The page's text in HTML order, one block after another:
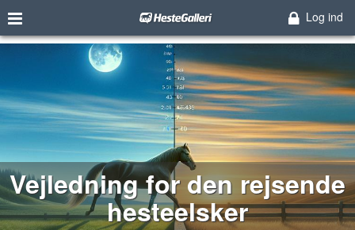
Log ind
Vejledning for den rejsende
hesteelsker